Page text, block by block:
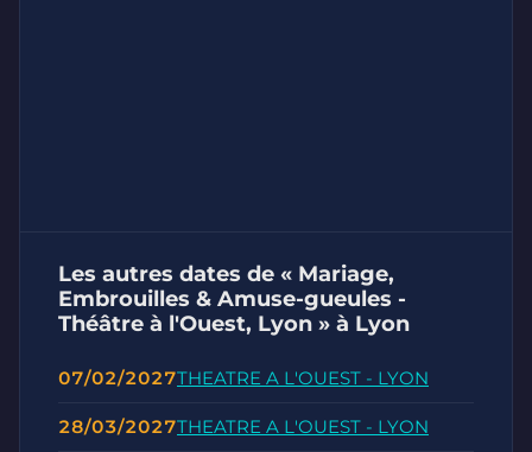
Les autres dates de « Mariage,
Embrouilles & Amuse-gueules -
Théâtre à l'Ouest, Lyon » à Lyon
07/02/2027THEATRE A L'OUEST - LYON
28/03/2027THEATRE A L'OUEST - LYON